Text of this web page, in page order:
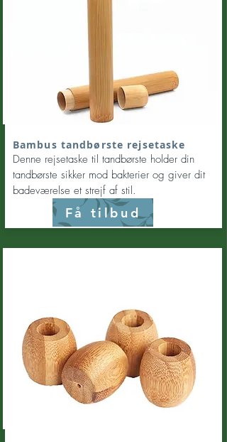
Bambus tandbørste rejsetaske
Denne rejsetaske til tandbørste holder din
tandbørste sikker mod bakterier og giver dit
badeværelse et strejf af stil.
Få tilbud